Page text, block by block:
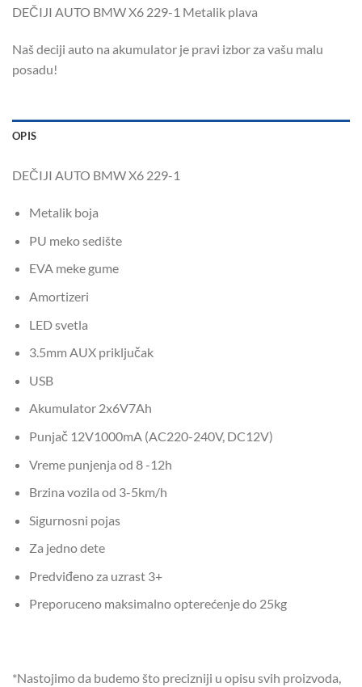
DEČIJI AUTO BMW X6 229-1 Metalik plava
Naš deciji auto na akumulator je pravi izbor za vašu malu
posadu!
OPIS
DEČIJI AUTO BMW X6 229-1
Metalik boja
PU meko sedište
EVA meke gume
Amortizeri
LED svetla
3.5mm AUX priključak
USB
Akumulator 2x6V7Ah
Punjač 12V1000mA (AC220-240V, DC12V)
Vreme punjenja od 8 -12h
Brzina vozila od 3-5km/h
Sigurnosni pojas
Za jedno dete
Predviđeno za uzrast 3+
Preporuceno maksimalno opterećenje do 25kg
*Nastojimo da budemo što precizniji u opisu svih proizvoda,